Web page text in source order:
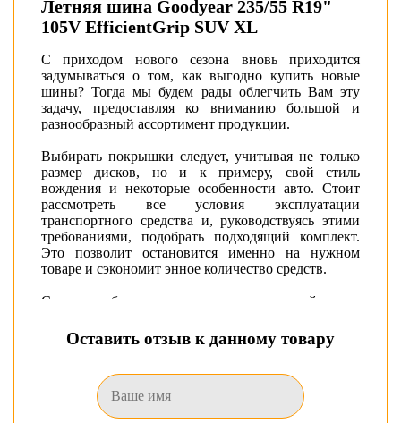
Оставить отзыв к данному товару
Летняя шина Goodyear 235/55 R19"
105V EfficientGrip SUV XL
С приходом нового сезона вновь приходится
задумываться о том, как выгодно купить новые
шины? Тогда мы будем рады облегчить Вам эту
задачу, предоставляя ко вниманию большой и
разнообразный ассортимент продукции.
Выбирать покрышки следует, учитывая не только
размер дисков, но и к примеру, свой стиль
вождения и некоторые особенности авто. Стоит
рассмотреть все условия эксплуатации
транспортного средства и, руководствуясь этими
требованиями, подобрать подходящий комплект.
Это позволит остановится именно на нужном
товаре и сэкономит энное количество средств.
С подробными техническими свойствами
ознакомиться в разделе характеристик.
любой клиент найдет резину, удовлетворяющую
всем поставленным запросам. Каждый бренд
представлен линейкой размеров и видов шин.